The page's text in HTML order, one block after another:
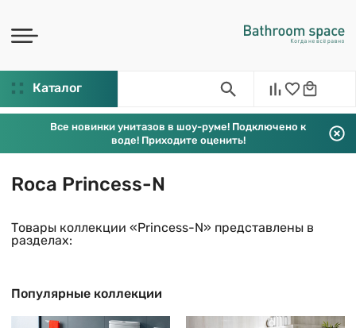
Каталог
Все новинки унитазов в шоу-руме! Подключено к
воде! Приходите оценить!
Roca Princess-N
Товары коллекции «Princess-N» представлены в
разделах:
Популярные коллекции